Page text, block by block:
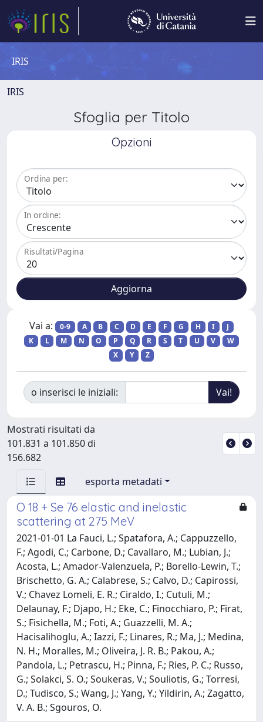
IRIS
IRIS
Sfoglia per Titolo
Opzioni
Ordina per:
In ordine:
Risultati/Pagina
Vai a: 0-9 A B C D E F G H I
J
K
L M N O P Q R S T U V
W
X
Y Z
o inserisci le iniziali:
Mostrati risultati da
101.831 a 101.850 di
156.682
esporta metadati
O 18 + Se 76 elastic and inelastic
scattering at 275 MeV
2021-01-01 La Fauci, L.; Spatafora, A.; Cappuzzello,
F.; Agodi, C.; Carbone, D.; Cavallaro, M.; Lubian, J.;
Acosta, L.; Amador-Valenzuela, P.; Borello-Lewin, T.;
Brischetto, G. A.; Calabrese, S.; Calvo, D.; Capirossi,
V.; Chavez Lomeli, E. R.; Ciraldo, I.; Cutuli, M.;
Delaunay, F.; Djapo, H.; Eke, C.; Finocchiaro, P.; Firat,
S.; Fisichella, M.; Foti, A.; Guazzelli, M. A.;
Hacisalihoglu, A.; Iazzi, F.; Linares, R.; Ma, J.; Medina,
N. H.; Moralles, M.; Oliveira, J. R. B.; Pakou, A.;
Pandola, L.; Petrascu, H.; Pinna, F.; Ries, P. C.; Russo,
G.; Solakci, S. O.; Soukeras, V.; Souliotis, G.; Torresi,
D.; Tudisco, S.; Wang, J.; Yang, Y.; Yildirin, A.; Zagatto,
V. A. B.; Sgouros, O.